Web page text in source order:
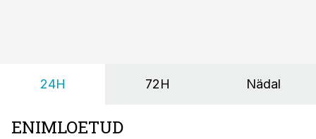
24H 72H Nädal
ENIMLOETUD